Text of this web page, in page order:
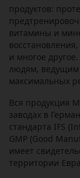
продуктов:
витамины и
и многое
людям, ведущим
максимальных
Вся продукция
заводах в
стандарта IFS
GMP (Good
имеет
территории